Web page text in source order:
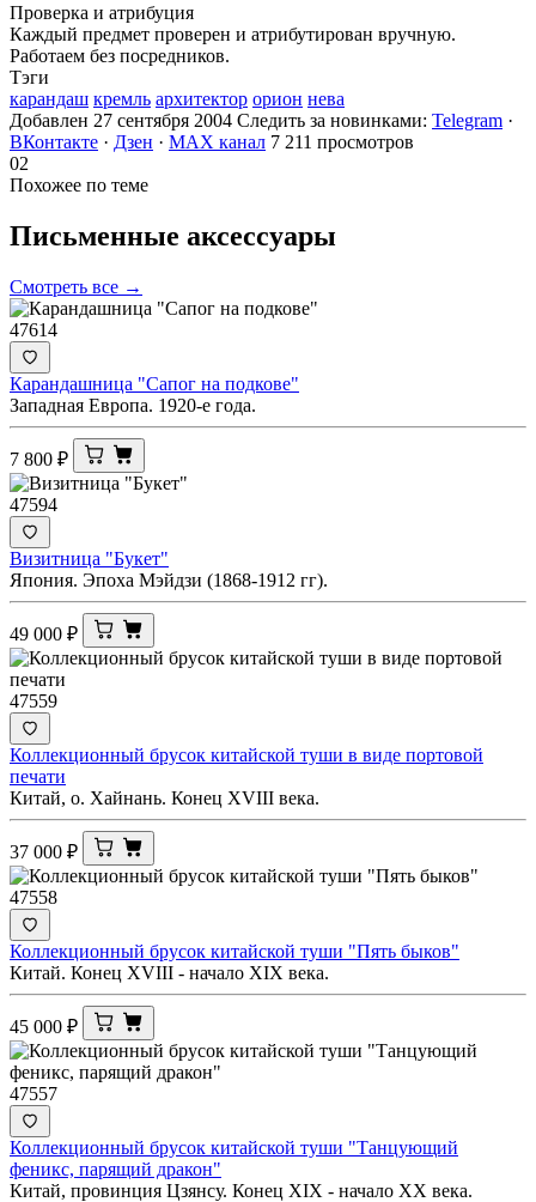
Проверка и атрибуция
Каждый предмет проверен и атрибутирован вручную.
Работаем без посредников.
Тэги
карандаш кремль архитектор орион нева
Добавлен 27 сентября 2004 Следить за новинками: Telegram ·
ВКонтакте · Дзен · MAX канал 7 211 просмотров
02
Похожее по теме
Письменные аксессуары
Смотреть все →
47614
Карандашница "Сапог на подкове"
Западная Европа. 1920-е года.
7 800 ₽
47594
Визитница "Букет"
Япония. Эпоха Мэйдзи (1868-1912 гг).
49 000 ₽
47559
Коллекционный брусок китайской туши в виде портовой
печати
Китай, о. Хайнань. Конец XVIII века.
37 000 ₽
47558
Коллекционный брусок китайской туши "Пять быков"
Китай. Конец XVIII - начало XIX века.
45 000 ₽
47557
Коллекционный брусок китайской туши "Танцующий
феникс, парящий дракон"
Китай, провинция Цзянсу. Конец XIX - начало XX века.